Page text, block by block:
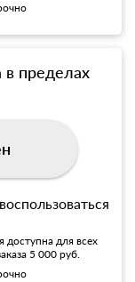
в пределах
доступна для всех
5 000 руб.